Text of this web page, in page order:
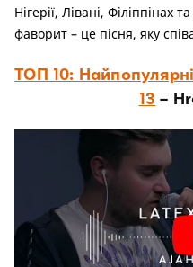
Нігерії, Лівані, Філіппінах
фаворит – це пісня, яку
ТОП 10:
13 –